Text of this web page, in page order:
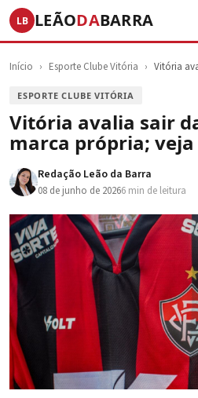
LB LEÃODABARRA
Início › Esporte Clube Vitória › Vitória
ESPORTE CLUBE VITÓRIA
Vitória avalia sair
marca própria;
Redação Leão da Barra
08 de junho de 20266 min de leitura